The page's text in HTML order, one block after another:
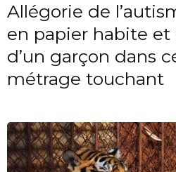
Allégorie de
en papier habite et
d’un garçon dans
métrage touchant